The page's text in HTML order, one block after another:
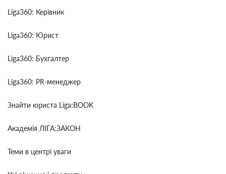
Liga360: Керівник
Liga360: Юрист
Liga360: Бухгалтер
Liga360: PR-менеджер
Знайти юриста Liga:BOOK
Академія ЛІГА:ЗАКОН
Теми в центрі уваги